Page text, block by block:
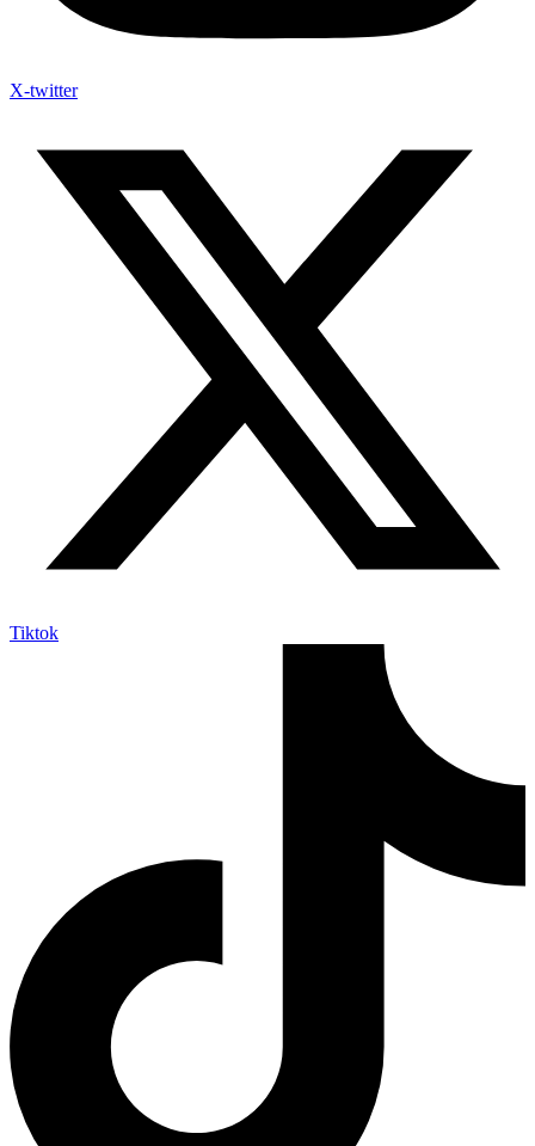
X-twitter
Tiktok